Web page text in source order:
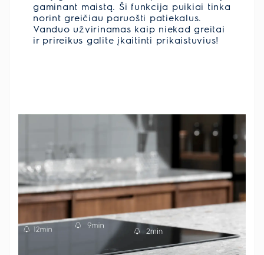
gaminant maistą. Ši funkcija puikiai tinka
norint greičiau paruošti patiekalus.
Vanduo užvirinamas kaip niekad greitai
ir prireikus galite įkaitinti prikaistuvius!